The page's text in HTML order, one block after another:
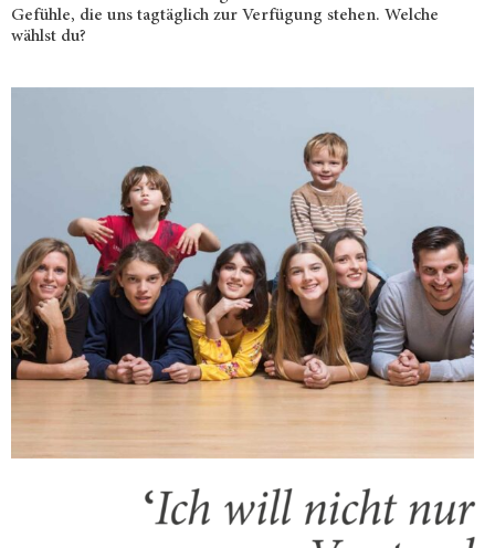
Gefühle, die uns tagtäglich zur Verfügung stehen. Welche
wählst du?